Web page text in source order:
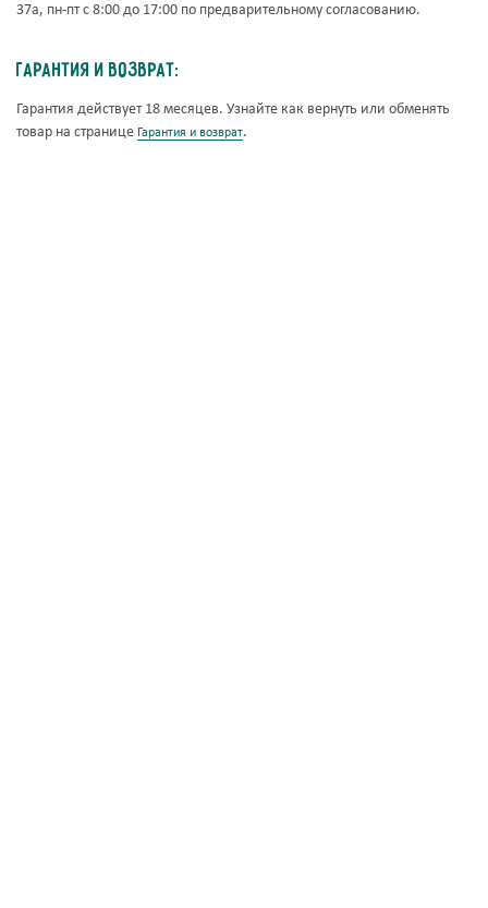
37а, пн-пт с 8:00 до 17:00 по предварительному согласованию.
Гарантия и возврат:
Гарантия действует 18 месяцев. Узнайте как вернуть или обменять
товар на странице Гарантия и возврат.